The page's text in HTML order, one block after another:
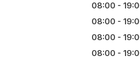
08:00 -
08:00 -
08:00 -
08:00 -